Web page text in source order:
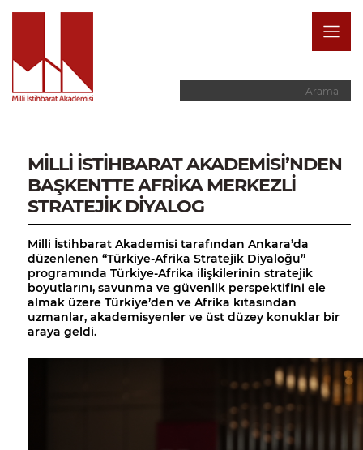
MİLLİ İSTİHBARAT AKADEMİSİ’NDEN
BAŞKENTTE AFRİKA MERKEZLİ
STRATEJİK DİYALOG
Milli İstihbarat Akademisi tarafından Ankara’da
düzenlenen “Türkiye-Afrika Stratejik Diyaloğu”
programında Türkiye-Afrika ilişkilerinin stratejik
boyutlarını, savunma ve güvenlik perspektifini ele
almak üzere Türkiye’den ve Afrika kıtasından
uzmanlar, akademisyenler ve üst düzey konuklar bir
araya geldi.